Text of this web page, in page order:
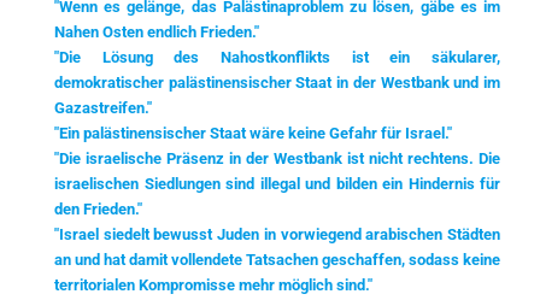
"Wenn es gelänge, das Palästinaproblem zu lösen, gäbe es im
Nahen Osten endlich Frieden."
"Die Lösung des Nahostkonflikts ist ein säkularer,
demokratischer palästinensischer Staat in der Westbank und im
Gazastreifen."
"Ein palästinensischer Staat wäre keine Gefahr für Israel."
"Die israelische Präsenz in der Westbank ist nicht rechtens. Die
israelischen Siedlungen sind illegal und bilden ein Hindernis für
den Frieden."
"Israel siedelt bewusst Juden in vorwiegend arabischen Städten
an und hat damit vollendete Tatsachen geschaffen, sodass keine
territorialen Kompromisse mehr möglich sind."